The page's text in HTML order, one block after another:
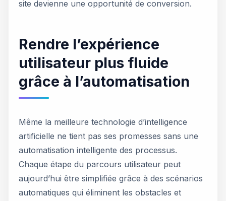
site devienne une opportunité de conversion.
Rendre l’expérience
utilisateur plus fluide
grâce à l’automatisation
Même la meilleure technologie d’intelligence
artificielle ne tient pas ses promesses sans une
automatisation intelligente des processus.
Chaque étape du parcours utilisateur peut
aujourd’hui être simplifiée grâce à des scénarios
automatiques qui éliminent les obstacles et